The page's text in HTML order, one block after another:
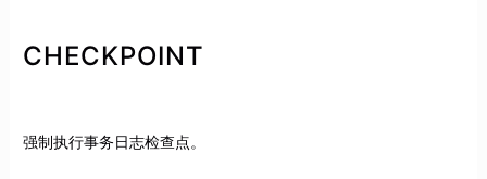
CHECKPOINT
强制执行事务日志检查点。